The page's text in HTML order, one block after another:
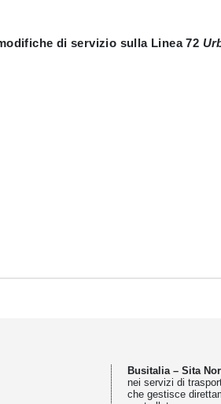
di servizio sulla Linea 72
Busitalia – Sita
nei servizi di
che gestisce